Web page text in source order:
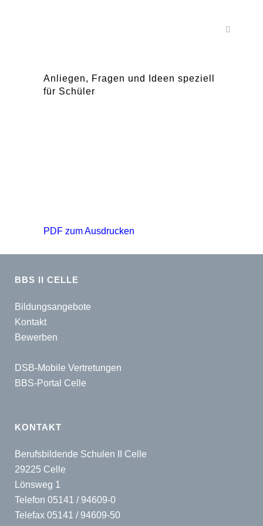
Anliegen, Fragen und Ideen speziell
für Schüler
PDF zum Ausdrucken
BBS II CELLE
Bildungsangebote
Kontakt
Bewerben
DSB-Mobile Vertretungen
BBS-Portal Celle
KONTAKT
Berufsbildende Schulen II Celle
29225 Celle
Lönsweg 1
Telefon 05141 / 94609-0
Telefax 05141 / 94609-50